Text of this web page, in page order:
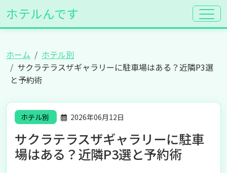
ホテルんです
ホーム
ホテル別
サクラテラスザギャラリーに駐車場はある？近隣P3選
と予約術
ホテル別 2026年06月12日
サクラテラスザギャラリーに駐車
場はある？近隣P3選と予約術